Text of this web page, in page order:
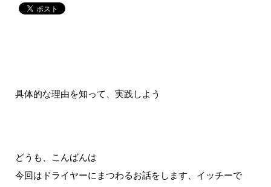
具体的な理由を知って、実践しよう
どうも、こんばんは
今回はドライヤーにまつわるお話をします、イッチーで